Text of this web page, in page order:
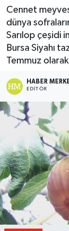
Cennet
dünya
Sarılop çeşidi
Bursa Siyahı
Temmuz
HABER
EDITÖR
Son
Haber